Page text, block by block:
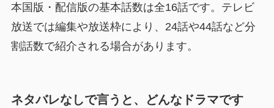
本国版・配信版の基本話数は全16話です。テレビ
放送では編集や放送枠により、24話や44話など分
割話数で紹介される場合があります。
ネタバレなしで言うと、どんなドラマです